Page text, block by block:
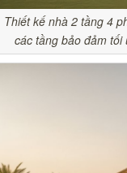
Thiết kế nhà 2 tầng 4
các tầng bảo đảm